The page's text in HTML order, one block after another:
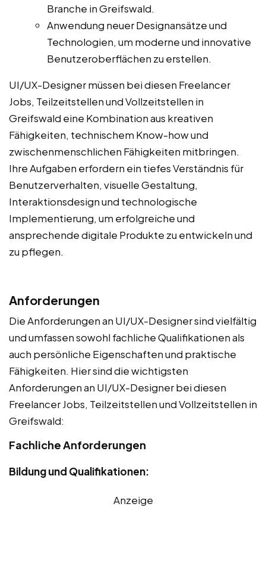
Branche in Greifswald.
Anwendung neuer Designansätze und
Technologien, um moderne und innovative
Benutzeroberflächen zu erstellen.
UI/UX-Designer müssen bei diesen Freelancer
Jobs, Teilzeitstellen und Vollzeitstellen in
Greifswald eine Kombination aus kreativen
Fähigkeiten, technischem Know-how und
zwischenmenschlichen Fähigkeiten mitbringen.
Ihre Aufgaben erfordern ein tiefes Verständnis für
Benutzerverhalten, visuelle Gestaltung,
Interaktionsdesign und technologische
Implementierung, um erfolgreiche und
ansprechende digitale Produkte zu entwickeln und
zu pflegen.
Anforderungen
Die Anforderungen an UI/UX-Designer sind vielfältig
und umfassen sowohl fachliche Qualifikationen als
auch persönliche Eigenschaften und praktische
Fähigkeiten. Hier sind die wichtigsten
Anforderungen an UI/UX-Designer bei diesen
Freelancer Jobs, Teilzeitstellen und Vollzeitstellen in
Greifswald:
Fachliche Anforderungen
Bildung und Qualifikationen:
Anzeige